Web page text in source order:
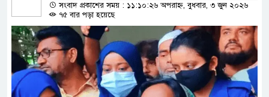
সংবাদ প্রকাশের সময় : ১১:১০:২৬ অপরাহ্ন, বুধবার, ৩ জুন ২০২৬
৭৫ বার পড়া হয়েছে